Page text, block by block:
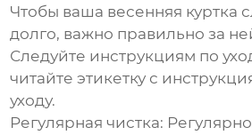
Чтобы ваша весенняя куртка
долго, важно правильно за
Следуйте инструкциям по
читайте этикетку с
уходу.
Регулярная чистка: